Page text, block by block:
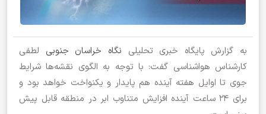
به گزارش پایگاه خبری تحلیلی نگاه خراسان جنوبی لطفی
کارشناس هواشناسی گفت: با توجه به الگوی نقشه‌ها شرایط
جوی تا اوایل هفته آینده هم پایدار و یکنواخت خواهد بود و
برای ۲۴ ساعت آینده افزایش متناوب ابر در منطقه قابل پیش